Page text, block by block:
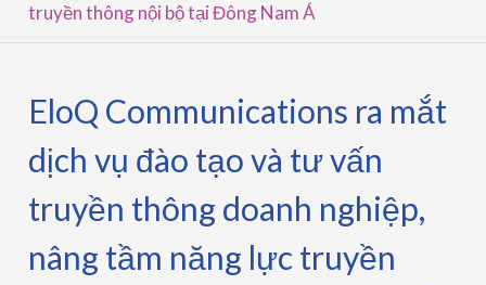
truyền thông nội bộ tại Đông Nam Á
EloQ Communications ra mắt
dịch vụ đào tạo và tư vấn
truyền thông doanh nghiệp,
nâng tầm năng lực truyền